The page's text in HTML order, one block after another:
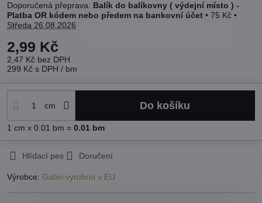
Balík do balíkovny ( výdejní místo ) -
Platba OR kódem nebo předem na bankovní účet • 75 Kč •
Středa 26.08.2026
2,99 Kč
2,47 Kč bez DPH
299 Kč s DPH / bm
cm Do košíku
1 cm x 0.01 bm = 0.01 bm
Hlídací pes Doručení
Výrobce: Gabri-vyrobno v EU